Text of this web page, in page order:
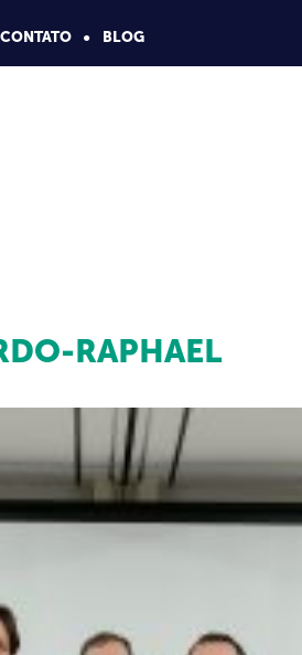
CONTATO BLOG
RAPHAEL